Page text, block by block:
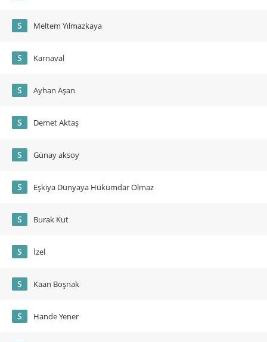
S Meltem Yılmazkaya
S Karnaval
S Ayhan Aşan
S Demet Aktaş
S Günay aksoy
S Eşkiya Dünyaya Hükümdar Olmaz
S Burak Kut
S İzel
S Kaan Boşnak
S Hande Yener